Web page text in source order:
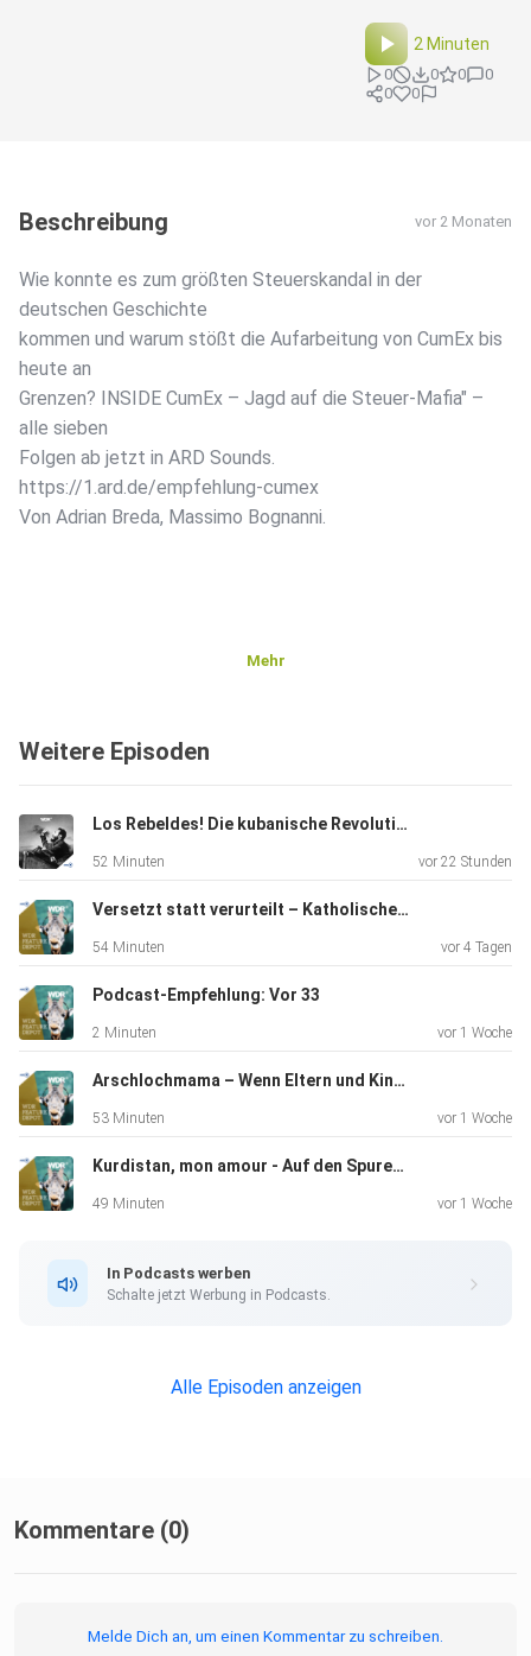
2 Minuten
0 0 0
0
0
0
Beschreibung vor 2 Monaten
Wie konnte es zum größten Steuerskandal in der
deutschen Geschichte
kommen und warum stößt die Aufarbeitung von CumEx bis
heute an
Grenzen? INSIDE CumEx – Jagd auf die Steuer-Mafia" –
alle sieben
Folgen ab jetzt in ARD Sounds.
https://1.ard.de/empfehlung-cumex
Von Adrian Breda, Massimo Bognanni.
Mehr
Weitere Episoden
Los Rebeldes! Die kubanische Revolution aus dem Hörspielstudio
52 Minuten vor 22 Stunden
Versetzt statt verurteilt – Katholische Priester, Missbrauch und Strafvereitlung
54 Minuten vor 4 Tagen
Podcast-Empfehlung: Vor 33
2 Minuten vor 1 Woche
Arschlochmama – Wenn Eltern und Kinder streiten
53 Minuten vor 1 Woche
Kurdistan, mon amour - Auf den Spuren des Schriftstellers Bachtyar Ali
49 Minuten vor 1 Woche
In Podcasts werben
Schalte jetzt Werbung in Podcasts.
Alle Episoden anzeigen
Kommentare (0)
Melde Dich an, um einen Kommentar zu schreiben.